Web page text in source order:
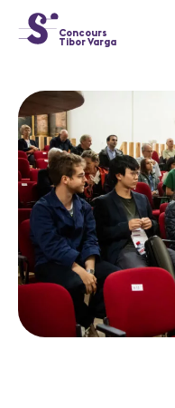
Concours
Tibor Varga
Home
Jury
Programme
Concerts
Lauréats
Actualités
Partenaires
Actualités